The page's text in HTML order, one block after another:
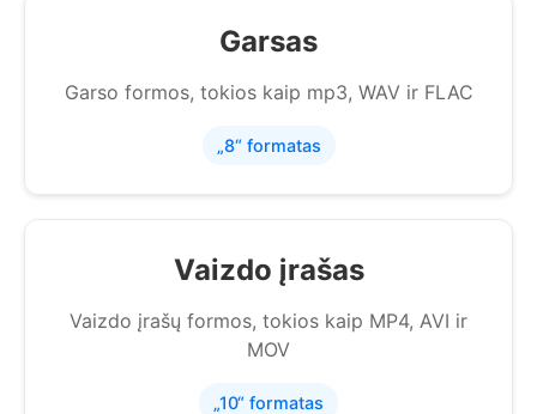
Garsas
Garso formos, tokios kaip mp3, WAV ir FLAC
„8“ formatas
Vaizdo įrašas
Vaizdo įrašų formos, tokios kaip MP4, AVI ir
MOV
„10“ formatas